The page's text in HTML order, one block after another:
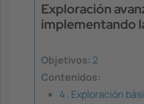
Exploración
implementando
Objetivos: 2
Contenidos:
4 . Exploración